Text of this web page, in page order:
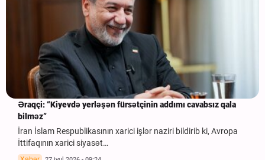
Əraqçi: “Kiyevdə yerləşən fürsətçinin addımı cavabsız qala
bilməz”
İran İslam Respublikasının xarici işlər naziri bildirib ki, Avropa
İttifaqının xarici siyasət…